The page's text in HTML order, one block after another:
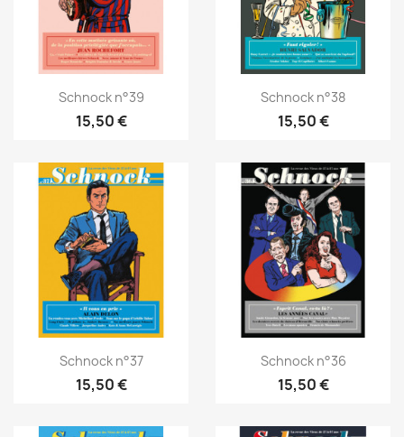
Schnock n°39
15,50 €
Schnock n°38
15,50 €
Schnock n°37
15,50 €
Schnock n°36
15,50 €